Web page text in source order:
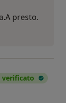
presto.